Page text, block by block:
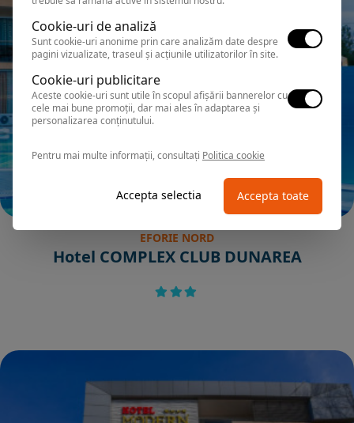
EFORIE NORD
Hotel COMPLEX CLUB DUNAREA
Cookie-uri de analiză
Sunt cookie-uri anonime prin care analizăm date despre
pagini vizualizate, traseul și acțiunile utilizatorilor în site.
Cookie-uri publicitare
Aceste cookie-uri sunt utile în scopul afișării bannerelor cu
cele mai bune promoții, dar mai ales în adaptarea și
personalizarea conținutului.
Pentru mai multe informații, consultați Politica cookie
Accepta selectia Accepta toate